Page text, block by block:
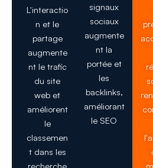
L'interactio
n et le
partage
augmente
nt le trafic
du site
web et
améliorent
le
classemen
t dans les
signaux
sociaux
augmente
nt la
portée et
les
backlinks,
améliorant
le SEO